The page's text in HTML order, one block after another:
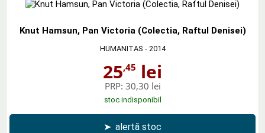
Knut Hamsun, Pan Victoria (Colectia, Raftul Denisei)
HUMANITAS - 2014
25,45 lei
PRP: 30,30 lei
stoc indisponibil
➤ alertă stoc